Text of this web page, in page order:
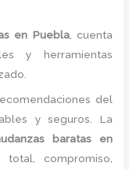
en Puebla, cuenta
y herramientas
del
y seguros. La
baratas
en
compromiso,